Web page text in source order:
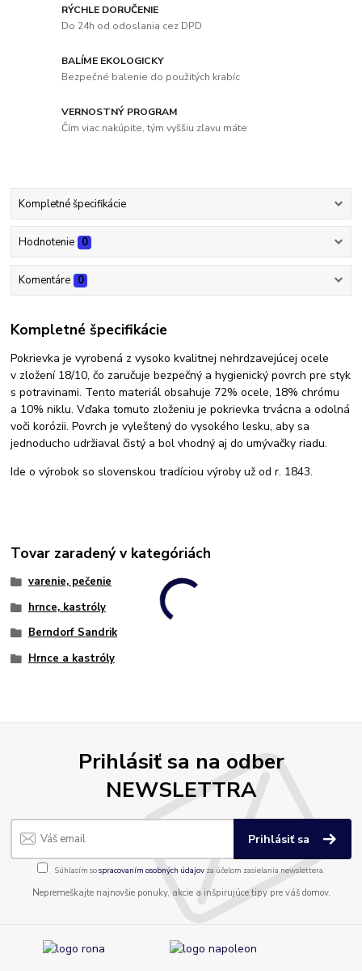
RÝCHLE DORUČENIE
Do 24h od odoslania cez DPD
BALÍME EKOLOGICKY
Bezpečné balenie do použitých krabíc
VERNOSTNÝ PROGRAM
Čím viac nakúpite, tým vyššiu zľavu máte
Kompletné špecifikácie
Hodnotenie 0
Komentáre 0
Kompletné špecifikácie
Pokrievka je vyrobená z vysoko kvalitnej nehrdzavejúcej ocele
v zložení 18/10, čo zaručuje bezpečný a hygienický povrch pre styk
s potravinami. Tento materiál obsahuje 72% ocele, 18% chrómu
a 10% niklu. Vďaka tomuto zloženiu je pokrievka trvácna a odolná
voči korózii. Povrch je vyleštený do vysokého lesku, aby sa
jednoducho udržiaval čistý a bol vhodný aj do umývačky riadu.
Ide o výrobok so slovenskou tradíciou výroby už od r. 1843.
Tovar zaradený v kategóriách
varenie, pečenie
hrnce, kastróly
Berndorf Sandrik
Hrnce a kastróly
Prihlásiť sa na odber
NEWSLETTRA
Prihlásiť sa
Súhlasím sospracovaním osobných údajov za účelom zasielania newslettera.
Nepremeškajte najnovšie ponuky, akcie a inšpirujúce tipy pre váš domov.